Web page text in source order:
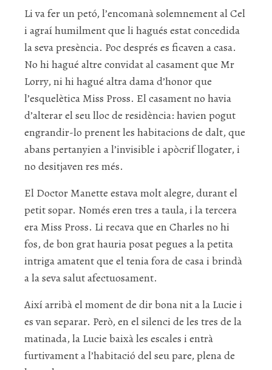
Li va fer un petó, l’encomanà solemnement al Cel
i agraí humilment que li hagués estat concedida
la seva presència. Poc després es ficaven a casa.
No hi hagué altre convidat al casament que Mr
Lorry, ni hi hagué altra dama d’honor que
l’esquelètica Miss Pross. El casament no havia
d’alterar el seu lloc de residència: havien pogut
engrandir-lo prenent les habitacions de dalt, que
abans pertanyien a l’invisible i apòcrif llogater, i
no desitjaven res més.
El Doctor Manette estava molt alegre, durant el
petit sopar. Només eren tres a taula, i la tercera
era Miss Pross. Li recava que en Charles no hi
fos, de bon grat hauria posat pegues a la petita
intriga amatent que el tenia fora de casa i brindà
a la seva salut afectuosament.
Així arribà el moment de dir bona nit a la Lucie i
es van separar. Però, en el silenci de les tres de la
matinada, la Lucie baixà les escales i entrà
furtivament a l’habitació del seu pare, plena de